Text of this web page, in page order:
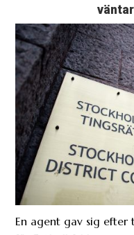
En agent gav sig